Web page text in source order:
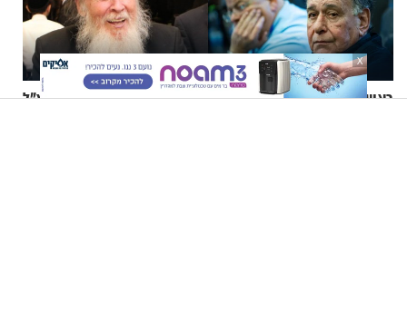
ראש עיר בבריטניה לראש
הכירו את הרב אריה פינקל זצ"ל
X